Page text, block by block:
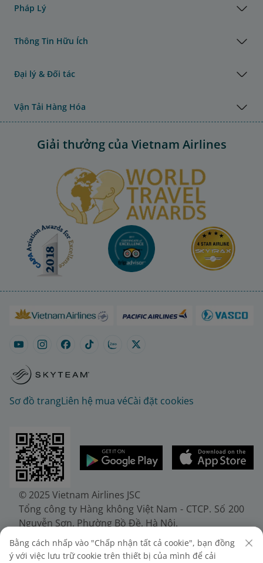
Pháp Lý
Thông Tin Hữu Ích
Đại lý & Đối tác
Vận Tải Hàng Hóa
Giải thưởng của Vietnam Airlines
Sơ đồ trangLiên hệ mua véCài đặt cookies
© 2025 Vietnam Airlines JSC
Tổng công ty Hàng không Việt Nam - CTCP. Số 200
Nguyễn Sơn, Phường Bồ Đề, Hà Nội.
Điện thoại: (+84-24) 38272289. Fax: (+84-24)
38722375
Bằng cách nhấp vào "Chấp nhận tất cả cookie", bạn đồng
ý với việc lưu trữ cookie trên thiết bị của mình để cải